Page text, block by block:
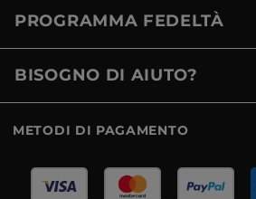
PROGRAMMA FEDELTÀ
BISOGNO DI AIUTO?
METODI DI PAGAMENTO